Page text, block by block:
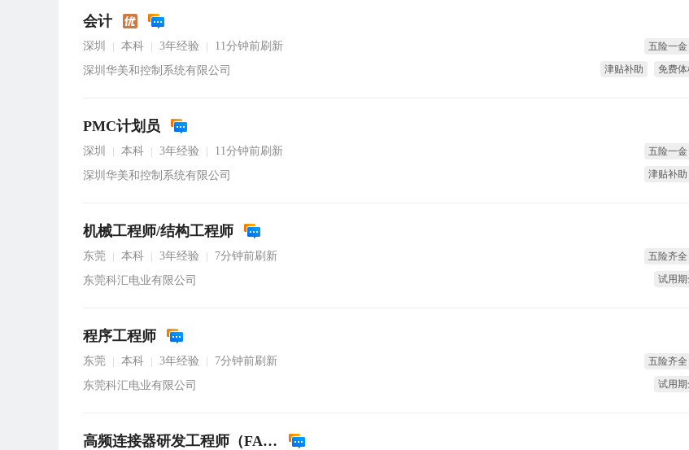
会计
深圳 本科 3年经验
11分钟前刷新
深圳华美和控制系统有限公司
五险一金
津贴补助
免费
PMC计划员
深圳 本科 3年经验
11分钟前刷新
深圳华美和控制系统有限公司
五险一金
津贴补助
机械工程师/结构工程师
东莞 本科 3年经验
7分钟前刷新
东莞科汇电业有限公司
五险齐全
试用
程序工程师
东莞 本科 3年经验
7分钟前刷新
东莞科汇电业有限公司
五险齐全
试用
高频连接器研发工程师（FAKSMB或以太网等）